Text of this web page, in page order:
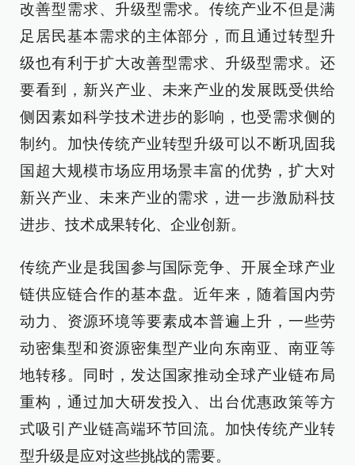
改善型需求、升级型需求。传统产业不但是满
足居民基本需求的主体部分，而且通过转型升
级也有利于扩大改善型需求、升级型需求。还
要看到，新兴产业、未来产业的发展既受供给
侧因素如科学技术进步的影响，也受需求侧的
制约。加快传统产业转型升级可以不断巩固我
国超大规模市场应用场景丰富的优势，扩大对
新兴产业、未来产业的需求，进一步激励科技
进步、技术成果转化、企业创新。
传统产业是我国参与国际竞争、开展全球产业
链供应链合作的基本盘。近年来，随着国内劳
动力、资源环境等要素成本普遍上升，一些劳
动密集型和资源密集型产业向东南亚、南亚等
地转移。同时，发达国家推动全球产业链布局
重构，通过加大研发投入、出台优惠政策等方
式吸引产业链高端环节回流。加快传统产业转
型升级是应对这些挑战的需要。